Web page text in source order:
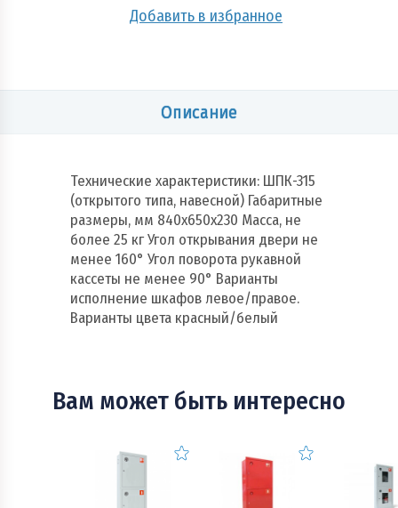
Добавить в избранное
Описание
Технические характеристики: ШПК-315
(открытого типа, навесной) Габаритные
размеры, мм 840x650x230 Масса, не
более 25 кг Угол открывания двери не
менее 160° Угол поворота рукавной
кассеты не менее 90° Варианты
исполнение шкафов левое/правое.
Варианты цвета красный/белый
Вам может быть интересно